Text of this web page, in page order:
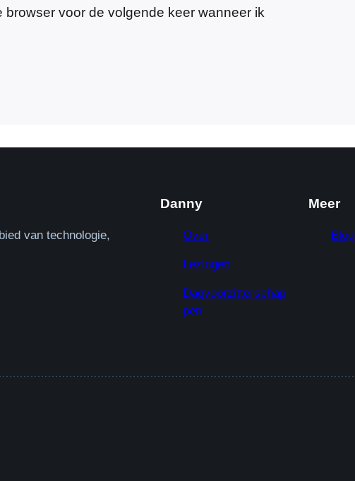
voor de volgende keer wanneer ik
van technologie,
Danny
Over
Lezingen
Dagvoorzitterschap
pen
Meer
Blog